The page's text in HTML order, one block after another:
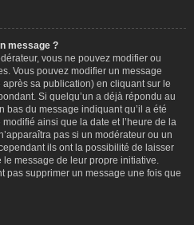
message ?
vous ne pouvez modifier ou
Vous pouvez modifier un message
sa publication) en cliquant sur le
Si quelqu’un a déjà répondu au
bas du message indiquant qu’il a été
ainsi que la date et l’heure de la
pas si un modérateur ou un
ils ont la possibilité de laisser
message de leur propre initiative.
pas supprimer un message une fois que